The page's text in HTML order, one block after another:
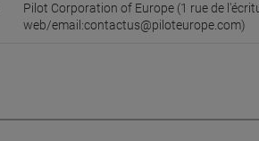
Pilot Corporation of Europe (1 rue de
web/email:contactus@piloteurope.com)